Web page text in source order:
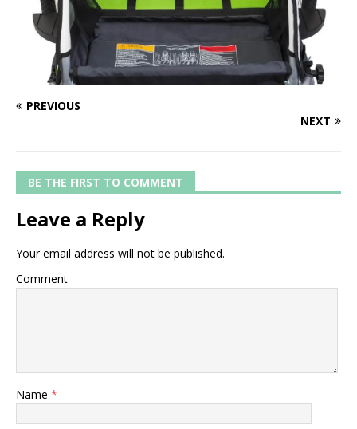
PREVIOUS
NEXT
BE THE FIRST TO COMMENT
Leave a Reply
Your email address will not be published.
Comment
Name *